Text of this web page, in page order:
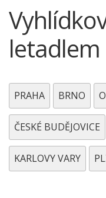
letadlem
PRAHA BRNO
ČESKÉ BUDĚJOVICE
KARLOVY VARY